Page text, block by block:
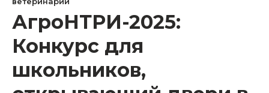
АгроНТРИ-2025:
Конкурс для
школьников,